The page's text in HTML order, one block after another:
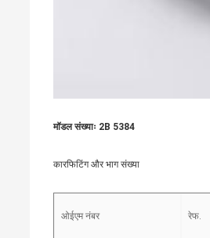
मॉडल संख्याः 2B 5384
कारफिटिंग और भाग संख्या
ओईएम नंबर रेफ.